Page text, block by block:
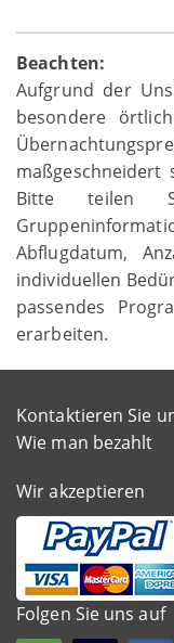
Beachten:
Aufgrund der
besondere
Bitte teilen
Abflugdatum,
individuellen
passendes
erarbeiten.
Kontaktieren Sie
Wie man bezahlt
Wir akzeptieren
Folgen Sie uns auf